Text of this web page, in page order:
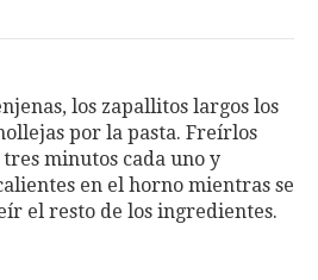
los zapallitos largos los
por la pasta. Freírlos
minutos cada uno y
en el horno mientras se
el resto de los ingredientes.